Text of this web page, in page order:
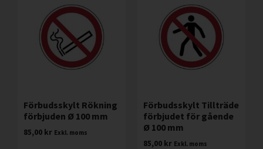
Förbudsskylt Rökning
förbjuden Ø 100 mm
85,00 kr Exkl. moms
Förbudsskylt Tillträde
förbjudet för gående
Ø 100 mm
85,00 kr Exkl. moms